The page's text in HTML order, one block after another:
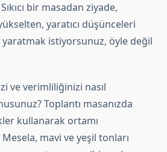
bir masadan ziyade,
yaratıcı düşünceleri
istiyorsunuz, öyle değil
ve verimliliğinizi nasıl
Toplantı masanızda
kullanarak ortamı
mavi ve yeşil tonları